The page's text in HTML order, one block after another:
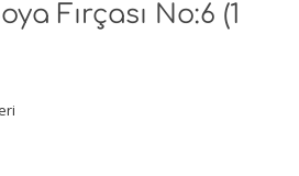
Fırçası No:6 (1